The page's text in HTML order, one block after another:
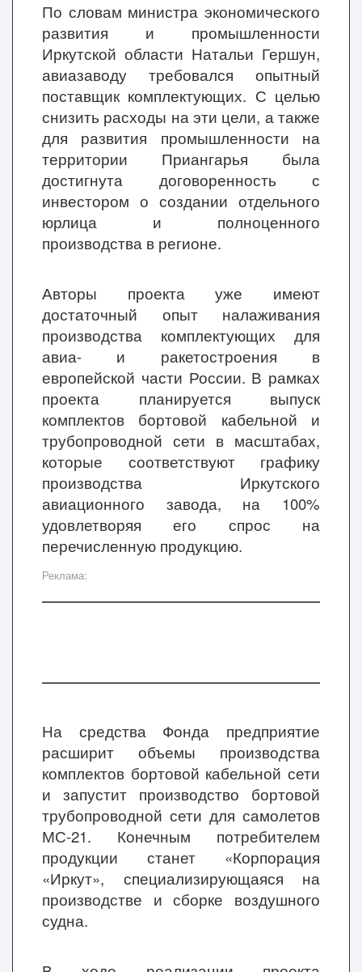
По словам министра экономического
развития и промышленности
Иркутской области Натальи Гершун,
авиазаводу требовался опытный
поставщик комплектующих. С целью
снизить расходы на эти цели, а также
для развития промышленности на
территории Приангарья была
достигнута договоренность с
инвестором о создании отдельного
юрлица и полноценного
производства в регионе.
Авторы проекта уже имеют
достаточный опыт налаживания
производства комплектующих для
авиа- и ракетостроения в
европейской части России. В рамках
проекта планируется выпуск
комплектов бортовой кабельной и
трубопроводной сети в масштабах,
которые соответствуют графику
производства Иркутского
авиационного завода, на 100%
удовлетворяя его спрос на
перечисленную продукцию.
Реклама:
На средства Фонда предприятие
расширит объемы производства
комплектов бортовой кабельной сети
и запустит производство бортовой
трубопроводной сети для самолетов
МС-21. Конечным потребителем
продукции станет «Корпорация
«Иркут», специализирующаяся на
производстве и сборке воздушного
судна.